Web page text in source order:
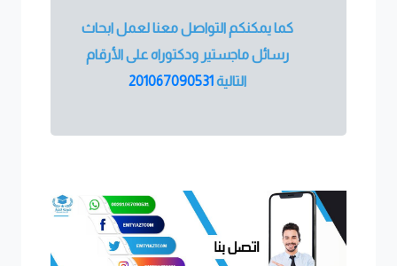
كما يمكنكم التواصل معنا لعمل ابحاث
رسائل ماجستير ودكتوراه على الأرقام
التالية 201067090531